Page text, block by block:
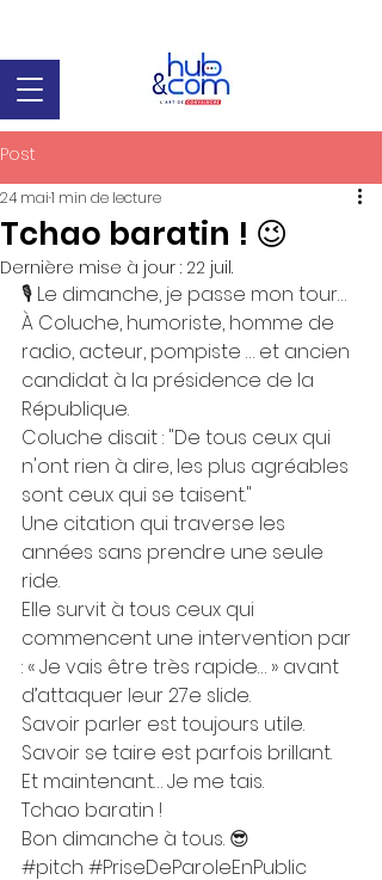
Post
Tchao baratin ! 😉
24 mai1 min de lecture
Dernière mise à jour : 22 juil.
🎙️ Le dimanche, je passe mon tour…
À Coluche, humoriste, homme de
radio, acteur, pompiste … et ancien
candidat à la présidence de la
République.
Coluche disait : "De tous ceux qui
n'ont rien à dire, les plus agréables
sont ceux qui se taisent."
Une citation qui traverse les
années sans prendre une seule
ride.
Elle survit à tous ceux qui
commencent une intervention par
: « Je vais être très rapide… » avant
d’attaquer leur 27e slide.
Savoir parler est toujours utile.
Savoir se taire est parfois brillant.
Et maintenant… Je me tais.
Tchao baratin !
Bon dimanche à tous. 😎
#pitch #PriseDeParoleEnPublic